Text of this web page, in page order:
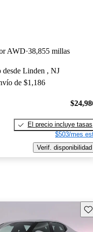
AWD 38,855 millas
desde Linden , NJ
de $1,186
El precio incluye tasas
$503/mes
Verif. disponibilidad